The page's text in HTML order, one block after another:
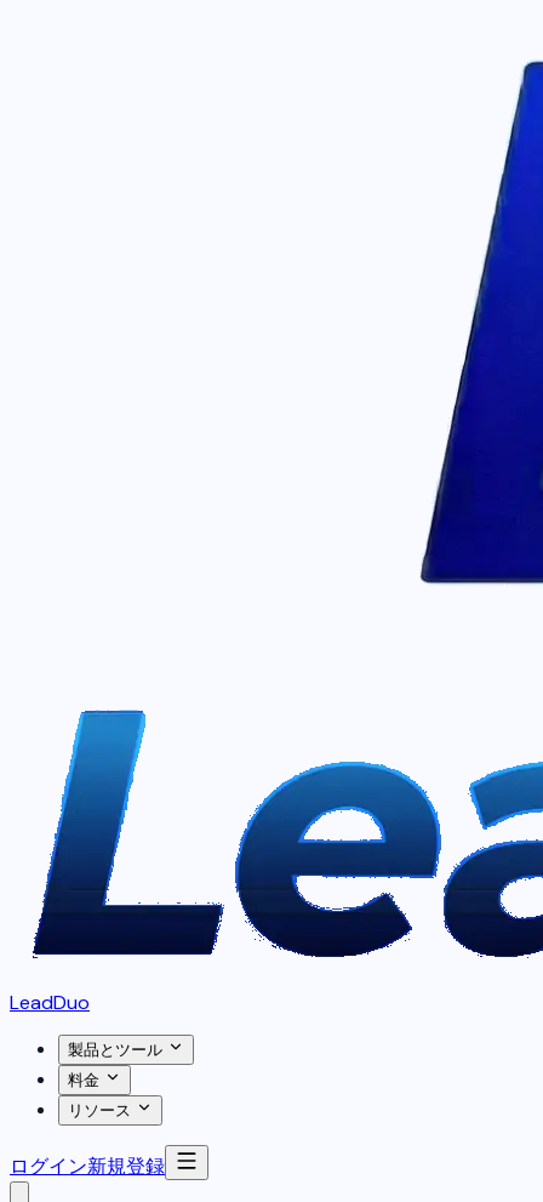
LeadDuo
製品とツール
料金
リソース
ログイン新規登録